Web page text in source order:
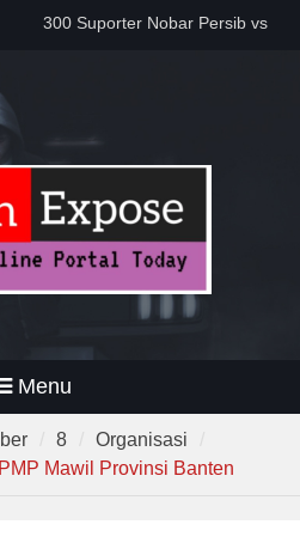
Proyek Jalan Batubantar –
Lewat Program PWD 2026
300 Suporter Nobar Persib vs
Persija di Pamarayan, Polisi
Apresiasi Kedewasaan
Bobotoh dan Jack Mania —
Menu
8
Organisasi
Mawil Provinsi Banten